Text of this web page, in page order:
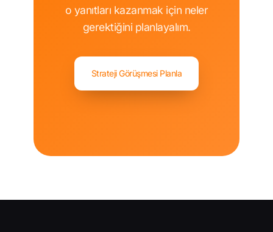
o yanıtları kazanmak için neler
gerektiğini planlayalım.
Strateji Görüşmesi Planla